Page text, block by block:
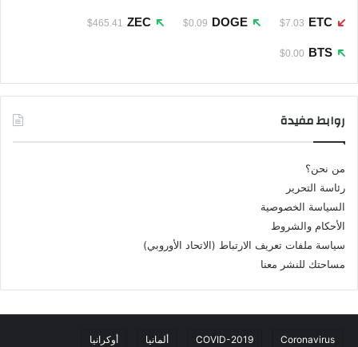
ETC
$7.03
DOGE
$0.09
ZEC
$465.41
BTS
$0.00
روابط مفيدة
من نحن؟
رئاسة التحرير
السياسة الخصوصية
الأحكام والشروط
سياسة ملفات تعريف الارتباط (الاتحاد الأوروبي)
مساحتك للنشر معنا
Coronavirus
COVID-2019 ألمانيا أوكرانيا